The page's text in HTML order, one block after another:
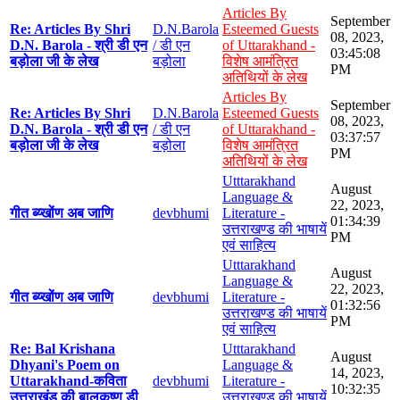
Re: Articles By Shri
D.N. Barola - श्री डी एन
बड़ोला जी के लेख
D.N.Barola
/ डी एन
बड़ोला
Articles By
Esteemed Guests
of Uttarakhand -
विशेष आमंत्रित
अतिथियों के लेख
September
08, 2023,
03:45:08
PM
Re: Articles By Shri
D.N. Barola - श्री डी एन
बड़ोला जी के लेख
D.N.Barola
/ डी एन
बड़ोला
Articles By
Esteemed Guests
of Uttarakhand -
विशेष आमंत्रित
अतिथियों के लेख
September
08, 2023,
03:37:57
PM
गीत ब्य्खोंण अब जाणि devbhumi
Utttarakhand
Language &
Literature -
उत्तराखण्ड की भाषायें
एवं साहित्य
August
22, 2023,
01:34:39
PM
गीत ब्य्खोंण अब जाणि devbhumi
Utttarakhand
Language &
Literature -
उत्तराखण्ड की भाषायें
एवं साहित्य
August
22, 2023,
01:32:56
PM
Re: Bal Krishana
Dhyani's Poem on
Uttarakhand-कविता
उत्तराखंड की बालकृष्ण डी
devbhumi
Utttarakhand
Language &
Literature -
उत्तराखण्ड की भाषायें
August
14, 2023,
10:32:35